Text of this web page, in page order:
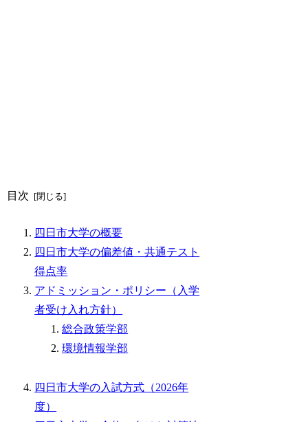
目次
四日市大学の概要
四日市大学の偏差値・共通テスト
得点率
アドミッション・ポリシー（入学
者受け入れ方針）
総合政策学部
環境情報学部
四日市大学の入試方式（2026年
度）